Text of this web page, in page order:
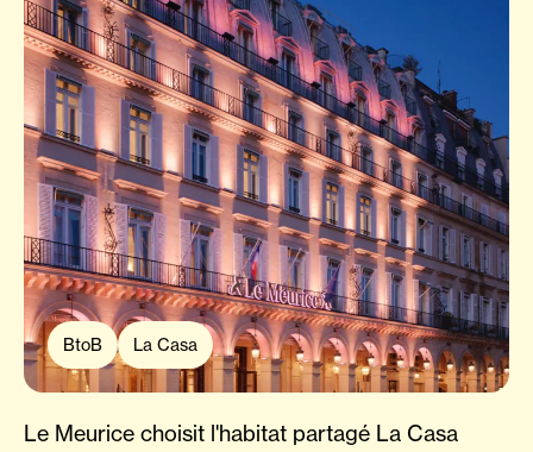
employés. En intégrant les jeunes recrues dans une Casa, Le
Royal Monceau crée un cadre de travail rassurant et motivant.
Découvrez notre interview exclusive avec Cécile Evrard
Mkavavo responsable de la Qualité de vie au travail au Royal
Monceau, pour en savoir plus sur cette initiative stratégique.
BtoB La Casa
Le Meurice choisit l'habitat partagé La Casa